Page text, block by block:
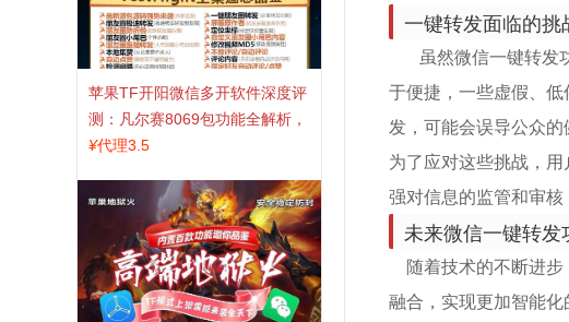
苹果TF开阳微信多开软件深度评
测：凡尔赛8069包功能全解析，
TestFlight稳定版上架，激活认准
¥代理3.5
一键转发面临的挑
虽然微信一键转发功
于便捷，一些虚假、
发，可能会误导公众的
为了应对这些挑战，
强对信息的监管和审
未来微信一键转
随着技术的不断进步
融合，实现更加智能